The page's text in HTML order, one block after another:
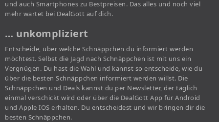
und auch Smartphones zu Bestpreisen. Das alles und noch viel
mehr wartet bei DealGott auf dich.
… unkompliziert
Entscheide, über welche Schnäppchen du informiert werden
möchtest. Selbst die Jagd nach Schnäppchen ist mit uns ein
Vergnügen. Du hast die Wahl und kannst so entscheide, wie du
über die besten Schnäppchen informiert werden willst. Die
Schnäppchen und Deals kannst du per Newsletter, der täglich
einmal verschickt wird oder über die DealGott App für Android
und Apple IOS erhalten. Du entscheidest und wir bringen dir die
besten Schnäppchen.